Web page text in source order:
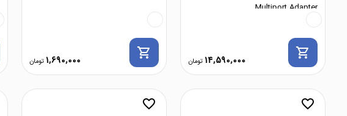
Multiport Adapter
14,590,000
shopping_cart
1,690,000
shopping_cart
favorite_border
favorite_border